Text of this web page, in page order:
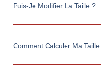
Puis-Je Modifier La Taille ?
Comment Calculer Ma Taille